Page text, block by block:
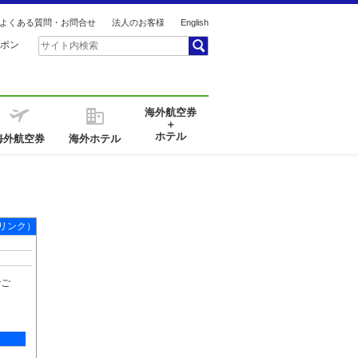
よくある質問・お問合せ 法人のお客様 English
ン
外航空券 海外ホテル
海外航空券
＋
ホテル
ンク）